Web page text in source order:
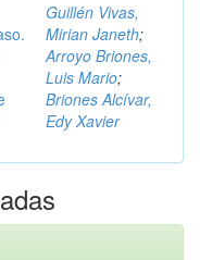
Guillén Vivas,
Mirian Janeth;
Arroyo Briones,
Luis Mario;
Briones Alcívar,
Edy Xavier